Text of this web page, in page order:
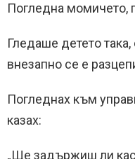
Погледна момичето,
Гледаше детето
внезапно се е
Погледнах към
казах:
„Ще задържиш ли